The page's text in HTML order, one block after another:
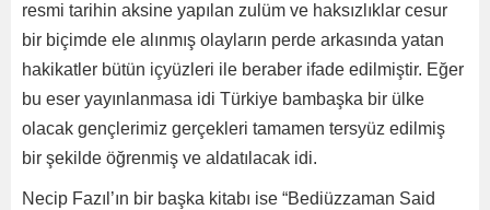
resmi tarihin aksine yapılan zulüm ve haksızlıklar cesur
bir biçimde ele alınmış olayların perde arkasında yatan
hakikatler bütün içyüzleri ile beraber ifade edilmiştir. Eğer
bu eser yayınlanmasa idi Türkiye bambaşka bir ülke
olacak gençlerimiz gerçekleri tamamen tersyüz edilmiş
bir şekilde öğrenmiş ve aldatılacak idi.
Necip Fazıl’ın bir başka kitabı ise “Bediüzzaman Said